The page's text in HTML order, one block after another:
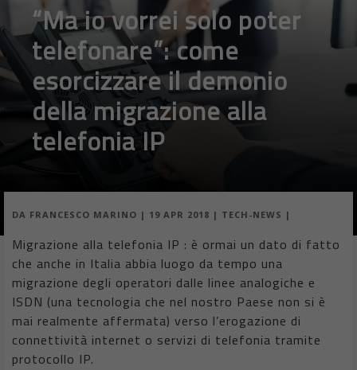
“Ma io vorrei solo poter
telefonare”: come
esorcizzare il demonio
della migrazione alla
telefonia IP
DA FRANCESCO MARINO | 19 APR 2018 | TECH-NEWS |
Migrazione alla telefonia IP : è ormai un dato di fatto
che anche in Italia abbia luogo da tempo una
migrazione degli operatori dalle linee analogiche e
ISDN (una tecnologia che nel nostro Paese non si è
mai realmente affermata) verso l’erogazione di
connettività internet o servizi di telefonia tramite
protocollo IP.